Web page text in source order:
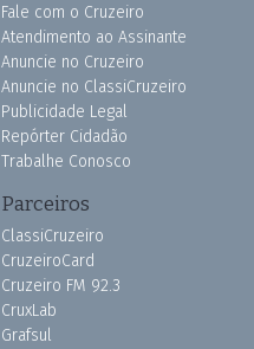
Fale com o Cruzeiro
Atendimento ao Assinante
Anuncie no Cruzeiro
Anuncie no ClassiCruzeiro
Publicidade Legal
Repórter Cidadão
Trabalhe Conosco
Parceiros
ClassiCruzeiro
CruzeiroCard
Cruzeiro FM 92.3
CruxLab
Grafsul